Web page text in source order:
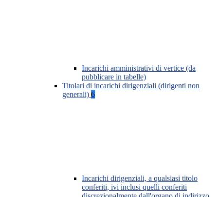
Incarichi amministrativi di vertice (da
pubblicare in tabelle)
Titolari di incarichi dirigenziali (dirigenti non
generali) 6
Incarichi dirigenziali, a qualsiasi titolo
conferiti, ivi inclusi quelli conferiti